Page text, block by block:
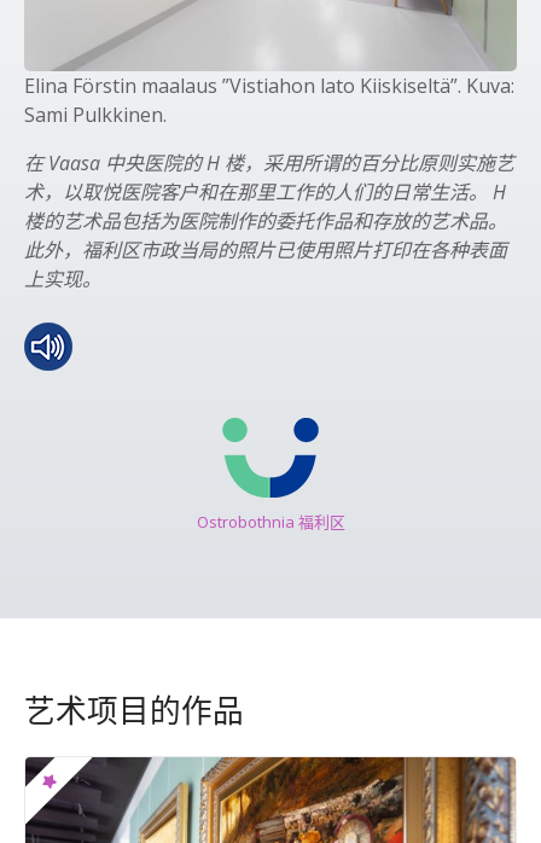
Elina Förstin maalaus ”Vistiahon lato Kiiskiseltä”. Kuva:
Sami Pulkkinen.
在 Vaasa 中央医院的 H 楼，采用所谓的百分比原则实施艺
术，以取悦医院客户和在那里工作的人们的日常生活。 H
楼的艺术品包括为医院制作的委托作品和存放的艺术品。
此外，福利区市政当局的照片已使用照片打印在各种表面
上实现。
Ostrobothnia 福利区
艺术项目的作品